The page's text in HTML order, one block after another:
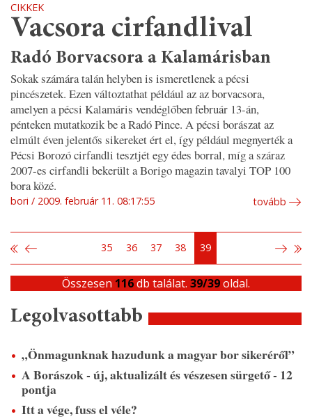
CIKKEK
Vacsora cirfandlival
Radó Borvacsora a Kalamárisban
Sokak számára talán helyben is ismeretlenek a pécsi
pincészetek. Ezen változtathat például az az borvacsora,
amelyen a pécsi Kalamáris vendéglőben február 13-án,
pénteken mutatkozik be a Radó Pince. A pécsi borászat az
elmúlt éven jelentős sikereket ért el, így például megnyerték a
Pécsi Borozó cirfandli tesztjét egy édes borral, míg a száraz
2007-es cirfandli bekerült a Borigo magazin tavalyi TOP 100
bora közé.
bori 2009. február 11. 08:17:55 tovább
35 36 37 38 39
Összesen 116db találat. 39/39oldal.
Legolvasottabb
„Önmagunknak hazudunk a magyar bor sikeréről”
A Borászok - új, aktualizált és vészesen sürgető - 12
pontja
Itt a vége, fuss el véle?